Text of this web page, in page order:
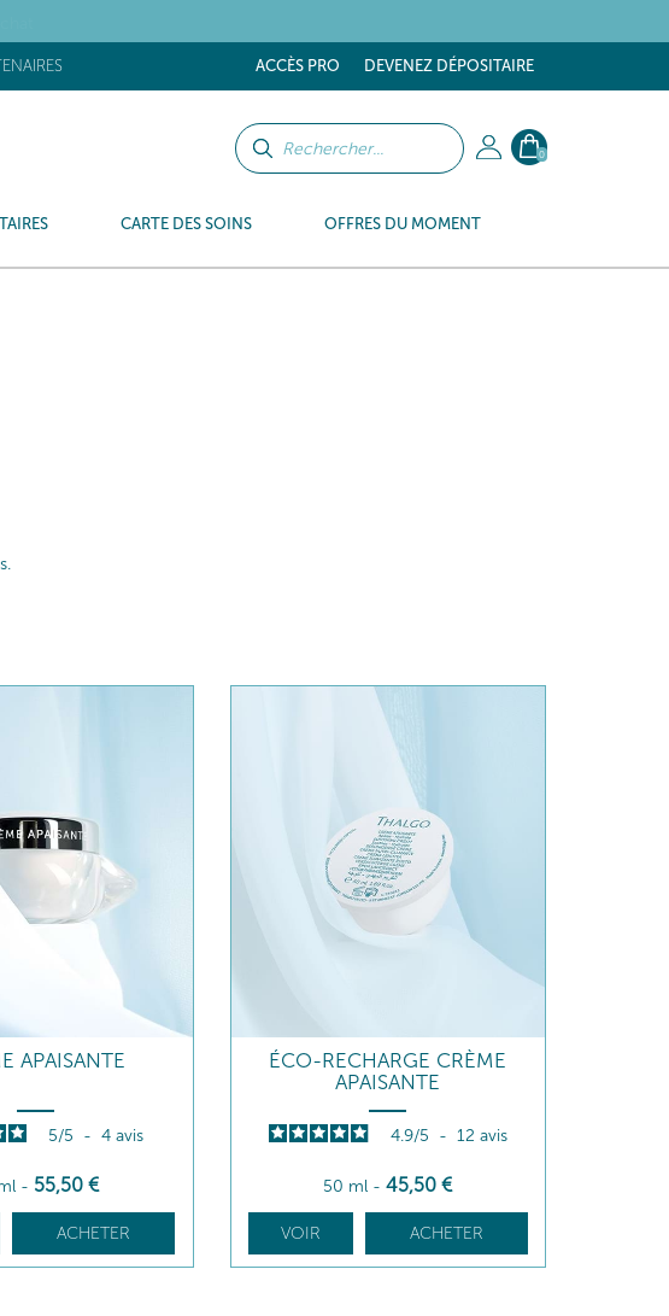
ACCÈS PRO DEVENEZ DÉPOSITAIRE
0
CARTE DES SOINS OFFRES DU MOMENT
APAISANTE
5/5 - 4avis
- 55,50 €
ACHETER
ÉCO-RECHARGE CRÈME
APAISANTE
4.9/5 - 12 avis
50 ml -45,50 €
VOIR ACHETER